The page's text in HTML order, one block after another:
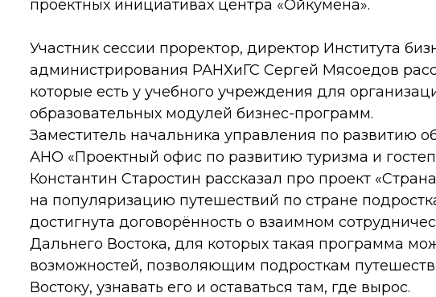
проектных инициативах центра «Ойкумена».
Участник сессии проректор, директор Института
администрирования РАНХиГС Сергей Мясоедов
которые есть у учебного учреждения для
образовательных модулей бизнес-программ.
Заместитель начальника управления по развитию
АНО «Проектный офис по развитию туризма и
Константин Старостин рассказал про проект
на популяризацию путешествий по стране
достигнута договорённость о взаимном
Дальнего Востока, для которых такая программа
возможностей, позволяющим подросткам
Востоку, узнавать его и оставаться там, где вырос.